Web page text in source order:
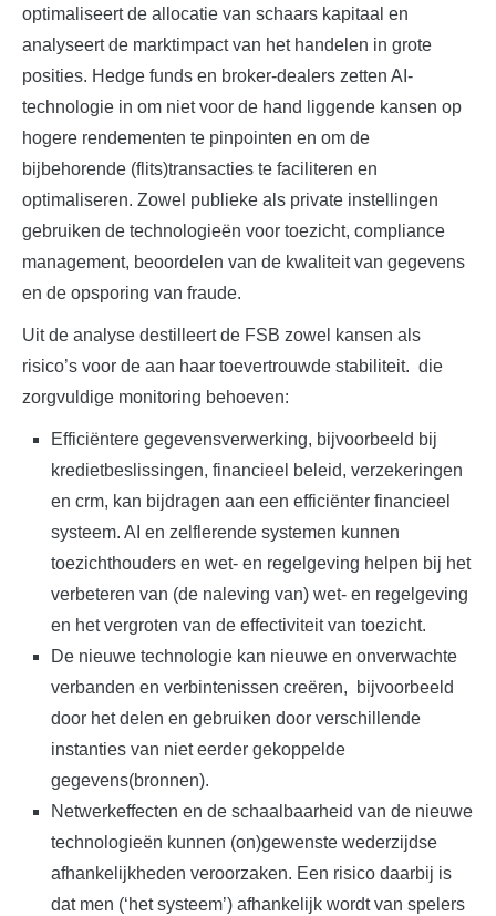
optimaliseert de allocatie van schaars kapitaal en
analyseert de marktimpact van het handelen in grote
posities. Hedge funds en broker-dealers zetten AI-
technologie in om niet voor de hand liggende kansen op
hogere rendementen te pinpointen en om de
bijbehorende (flits)transacties te faciliteren en
optimaliseren. Zowel publieke als private instellingen
gebruiken de technologieën voor toezicht, compliance
management, beoordelen van de kwaliteit van gegevens
en de opsporing van fraude.
Uit de analyse destilleert de FSB zowel kansen als
risico’s voor de aan haar toevertrouwde stabiliteit. die
zorgvuldige monitoring behoeven:
Efficiëntere gegevensverwerking, bijvoorbeeld bij
kredietbeslissingen, financieel beleid, verzekeringen
en crm, kan bijdragen aan een efficiënter financieel
systeem. AI en zelflerende systemen kunnen
toezichthouders en wet- en regelgeving helpen bij het
verbeteren van (de naleving van) wet- en regelgeving
en het vergroten van de effectiviteit van toezicht.
De nieuwe technologie kan nieuwe en onverwachte
verbanden en verbintenissen creëren, bijvoorbeeld
door het delen en gebruiken door verschillende
instanties van niet eerder gekoppelde
gegevens(bronnen).
Netwerkeffecten en de schaalbaarheid van de nieuwe
technologieën kunnen (on)gewenste wederzijdse
afhankelijkheden veroorzaken. Een risico daarbij is
dat men (‘het systeem’) afhankelijk wordt van spelers